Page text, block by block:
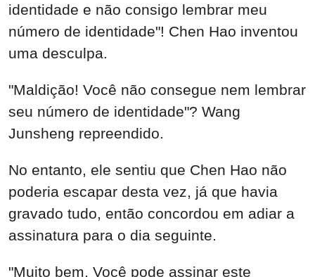
"Muito bem. Você pode assinar este